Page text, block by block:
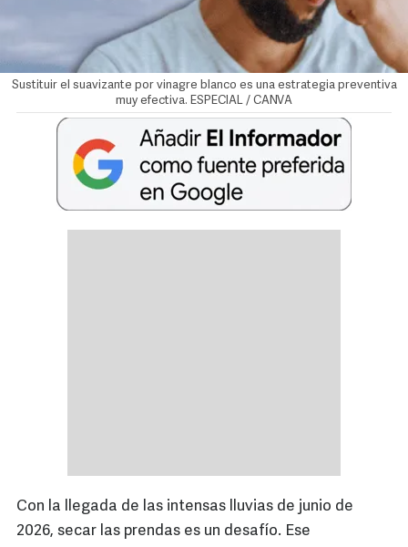
Sustituir el suavizante por vinagre blanco es una estrategia preventiva
muy efectiva. ESPECIAL / CANVA
Con la llegada de las intensas lluvias de junio de
2026, secar las prendas es un desafío. Ese